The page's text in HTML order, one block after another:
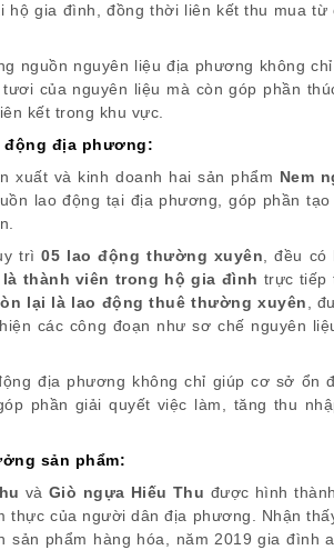
hộ gia đình, đồng thời liên kết thu mua
nguồn nguyên liệu địa phương không
của nguyên liệu mà còn góp phần
kết trong khu vực.
động địa phương:
xuất và kinh doanh hai sản phẩm Nem
lao động tại địa phương, góp phần
trì05 lao động thường xuyên , đều
thành viên trong hộ gia đình trực tiếp
lại là lao động thuê thường xuyên ,
các công đoạn như sơ chế nguyên
địa phương không chỉ giúp cơ sở ổn
phần giải quyết việc làm, tăng thu
sản phẩm:
và Giò ngựa Hiếu Thu được hình
thực của người dân địa phương. Nhận
sản phẩm hàng hóa, năm 2019 gia đình